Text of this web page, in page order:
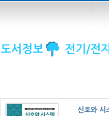
도서정보 전기/전
신호와 시